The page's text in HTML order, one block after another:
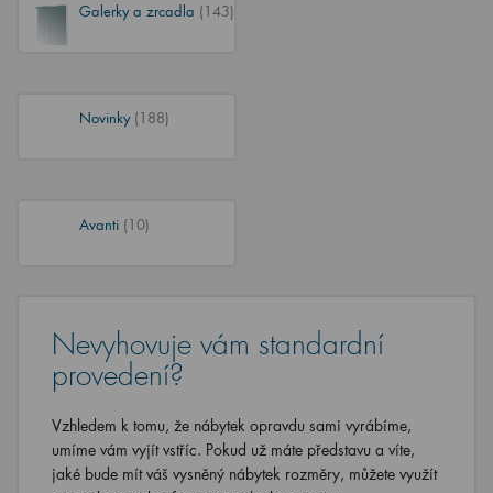
Galerky a zrcadla (143)
Novinky (188)
Avanti (10)
Nevyhovuje vám standardní
provedení?
Vzhledem k tomu, že nábytek opravdu sami vyrábíme,
umíme vám vyjít vstříc. Pokud už máte představu a víte,
jaké bude mít váš vysněný nábytek rozměry, můžete využít